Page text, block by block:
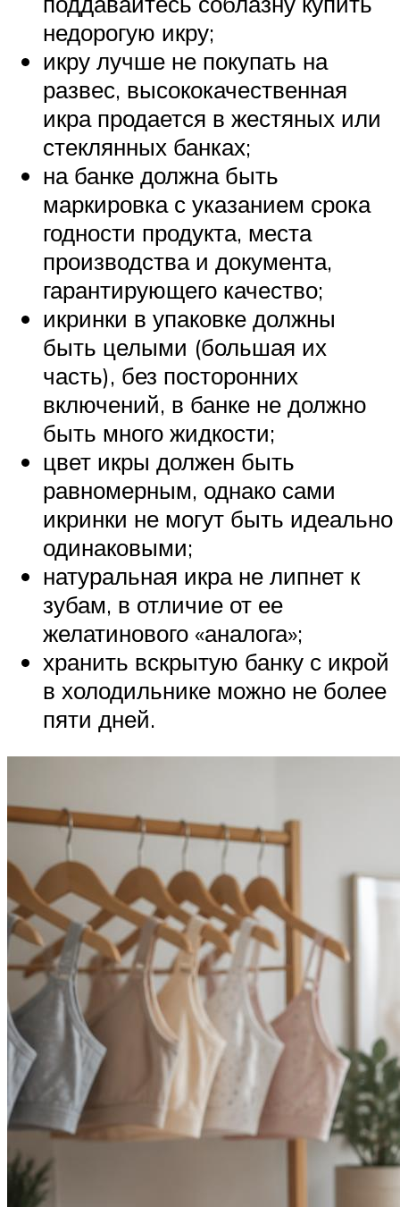
недорогую икру;
икру лучше не покупать на
развес, высококачественная
икра продается в жестяных или
стеклянных банках;
на банке должна быть
маркировка с указанием срока
годности продукта, места
производства и документа,
гарантирующего качество;
икринки в упаковке должны
быть целыми (большая их
часть), без посторонних
включений, в банке не должно
быть много жидкости;
цвет икры должен быть
равномерным, однако сами
икринки не могут быть идеально
одинаковыми;
натуральная икра не липнет к
зубам, в отличие от ее
желатинового «аналога»;
хранить вскрытую банку с икрой
в холодильнике можно не более
пяти дней.